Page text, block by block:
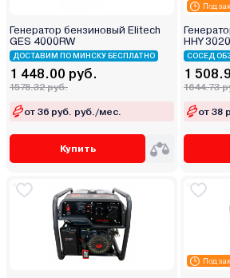
Генератор бензиновый Elitech
GES 4000RW
ДОСТАВИМ ПО МИНСКУ БЕСПЛАТНО
1 448.00 руб.
1578.32 руб.
от 36 руб. руб./мес.
Купить
Под
HHY
СОСЕД
1
1644.73
от 38
Под